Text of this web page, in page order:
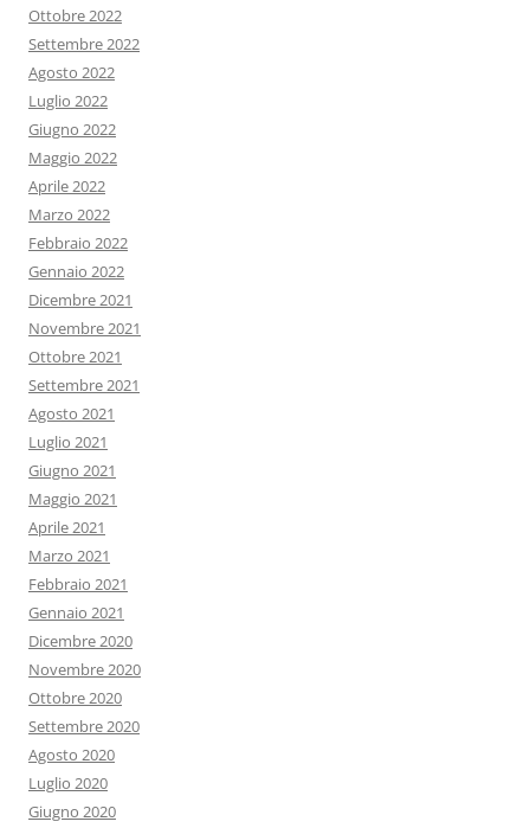
Ottobre 2022
Settembre 2022
Agosto 2022
Luglio 2022
Giugno 2022
Maggio 2022
Aprile 2022
Marzo 2022
Febbraio 2022
Gennaio 2022
Dicembre 2021
Novembre 2021
Ottobre 2021
Settembre 2021
Agosto 2021
Luglio 2021
Giugno 2021
Maggio 2021
Aprile 2021
Marzo 2021
Febbraio 2021
Gennaio 2021
Dicembre 2020
Novembre 2020
Ottobre 2020
Settembre 2020
Agosto 2020
Luglio 2020
Giugno 2020